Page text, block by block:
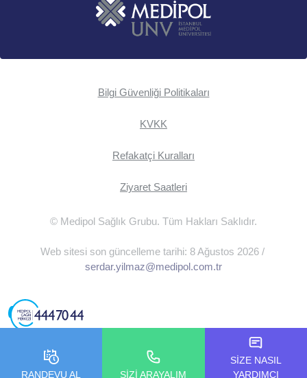
Bilgi Güvenliği Politikaları
KVKK
Refakatçi Kuralları
Ziyaret Saatleri
© Medipol Sağlık Grubu. Tüm Hakları Saklıdır.
Web sitesi son güncelleme tarihi: 8 Ağustos 2026 /
serdar.yilmaz@medipol.com.tr
RANDEVU AL SİZİ ARAYALIM
SİZE NASIL
YARDIMCI